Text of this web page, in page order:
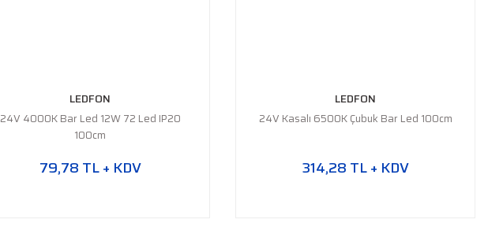
LEDFON
24V 4000K Bar Led 12W 72 Led IP20
100cm
79,78 TL + KDV
LEDFON
24V Kasalı 6500K Çubuk Bar Led 100cm
314,28 TL + KDV